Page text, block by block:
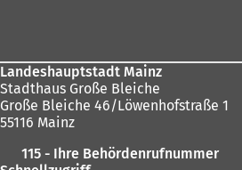
Landeshauptstadt Mainz
Stadthaus Große Bleiche
Große Bleiche 46/Löwenhofstraße 1
55116 Mainz
115 - Ihre Behördenrufnummer